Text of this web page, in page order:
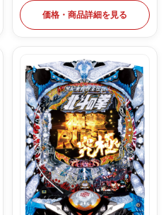
価格・商品詳細を見る